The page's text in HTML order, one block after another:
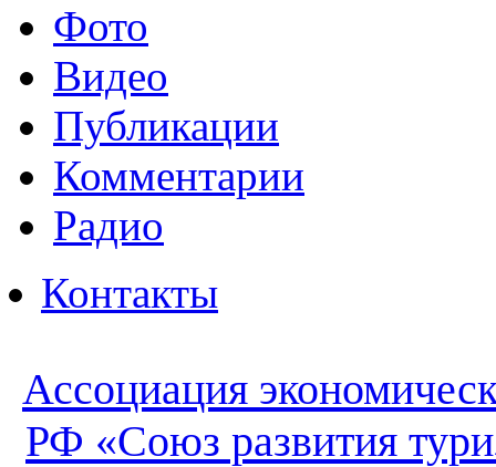
Фото
Видео
Публикации
Комментарии
Радио
Контакты
Ассоциация
РФ «Союз развития